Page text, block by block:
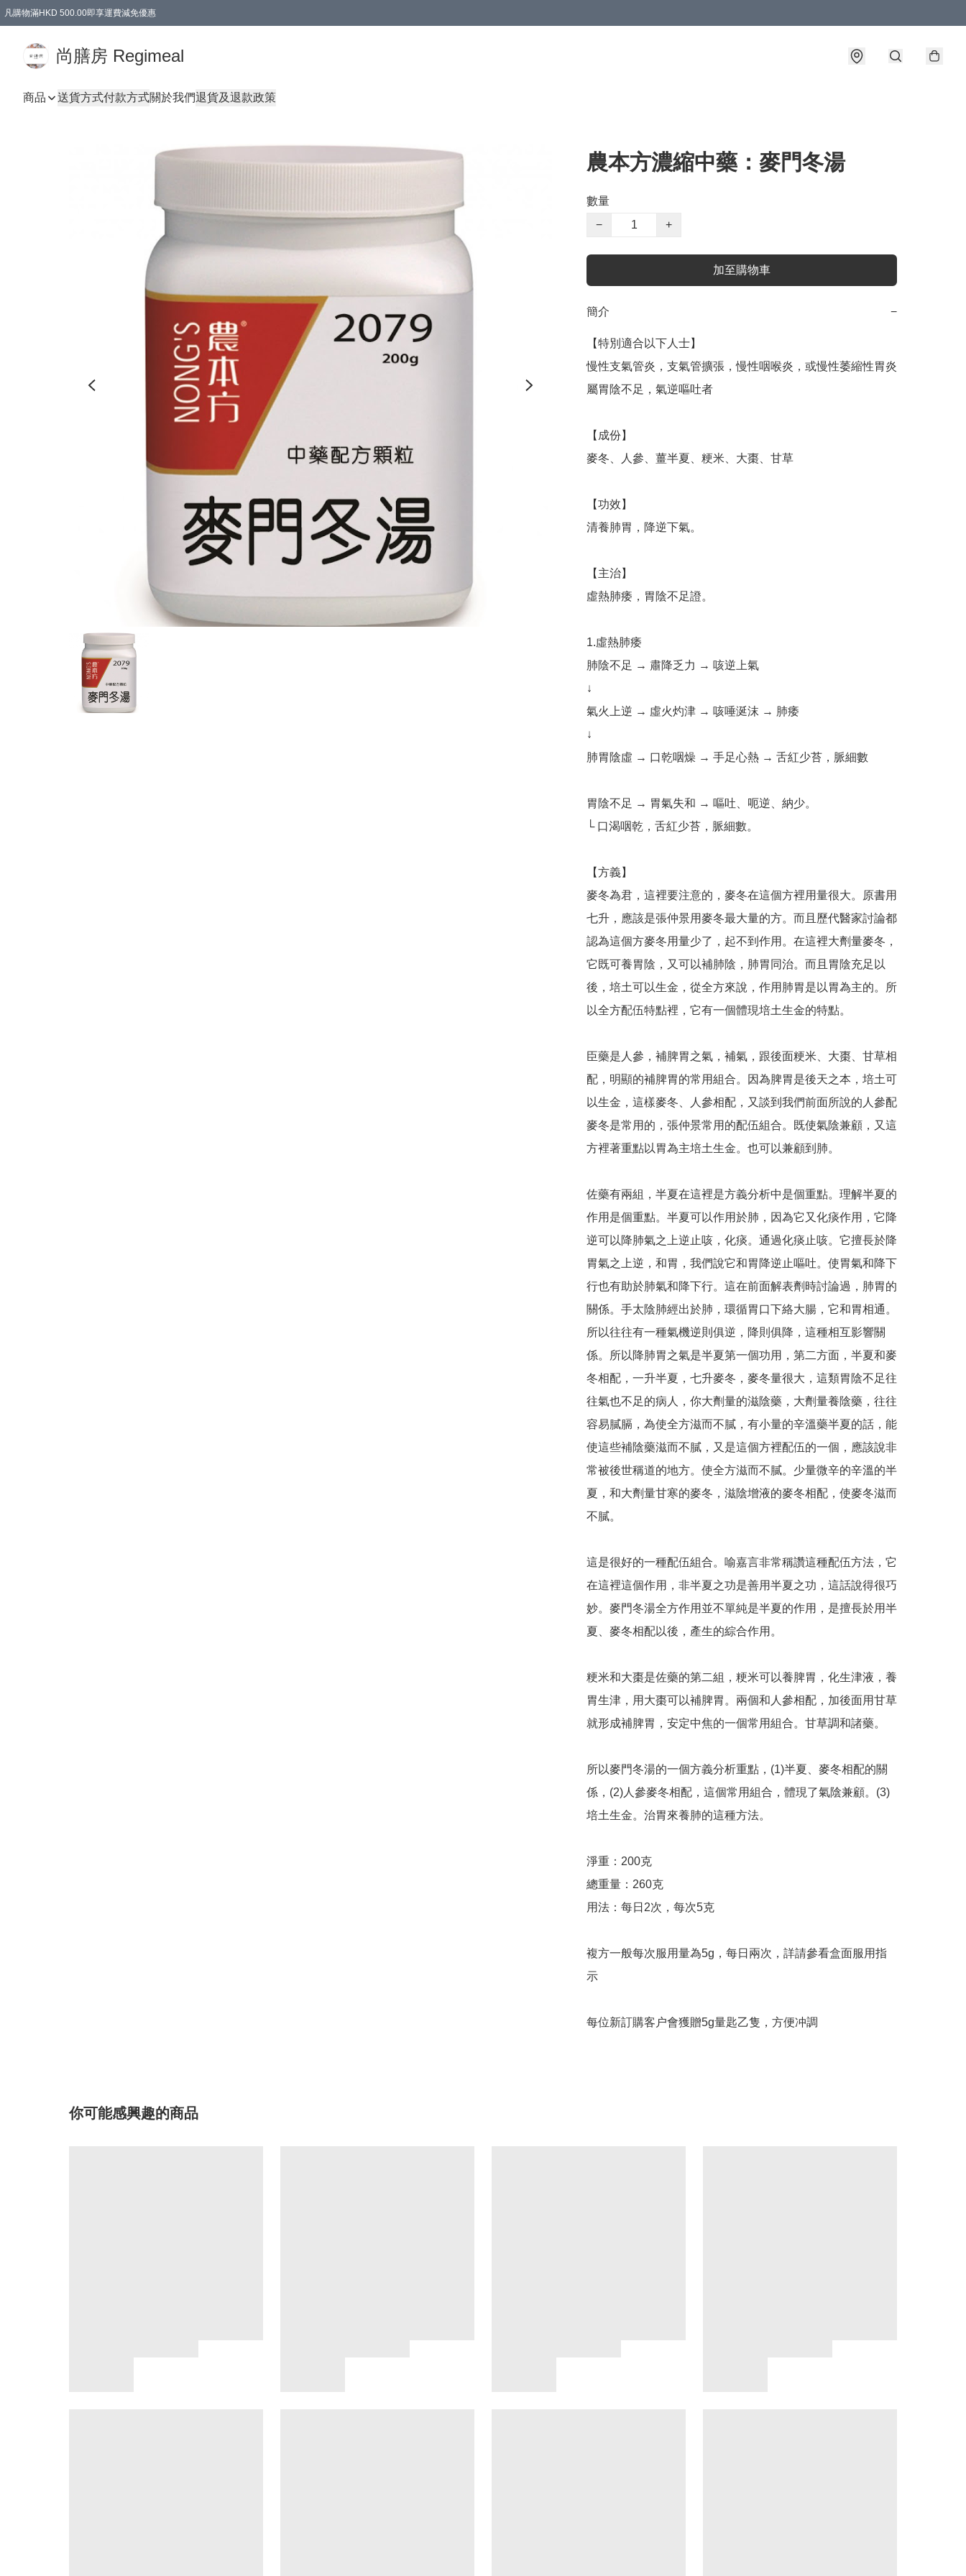
凡購物滿HKD 500.00即享運費減免優惠
尚膳房 Regimeal
商品 送貨方式付款方式關於我們退貨及退款政策
農本方濃縮中藥：麥門冬湯
數量
−
+
加至購物車
簡介 −
【特別適合以下人士】
慢性支氣管炎，支氣管擴張，慢性咽喉炎，或慢性萎縮性胃炎
屬胃陰不足，氣逆嘔吐者
【成份】
麥冬、人參、薑半夏、粳米、大棗、甘草
【功效】
清養肺胃，降逆下氣。
【主治】
虛熱肺痿，胃陰不足證。
1.虛熱肺痿
肺陰不足 → 肅降乏力 → 咳逆上氣
↓
氣火上逆 → 虛火灼津 → 咳唾涎沫 → 肺痿
↓
肺胃陰虛 → 口乾咽燥 → 手足心熱 → 舌紅少苔，脈細數
胃陰不足 → 胃氣失和 → 嘔吐、呃逆、納少。
└ 口渴咽乾，舌紅少苔，脈細數。
【方義】
麥冬為君，這裡要注意的，麥冬在這個方裡用量很大。原書用
七升，應該是張仲景用麥冬最大量的方。而且歷代醫家討論都
認為這個方麥冬用量少了，起不到作用。在這裡大劑量麥冬，
它既可養胃陰，又可以補肺陰，肺胃同治。而且胃陰充足以
後，培土可以生金，從全方來說，作用肺胃是以胃為主的。所
以全方配伍特點裡，它有一個體現培土生金的特點。
臣藥是人參，補脾胃之氣，補氣，跟後面粳米、大棗、甘草相
配，明顯的補脾胃的常用組合。因為脾胃是後天之本，培土可
以生金，這樣麥冬、人參相配，又談到我們前面所說的人參配
麥冬是常用的，張仲景常用的配伍組合。既使氣陰兼顧，又這
方裡著重點以胃為主培土生金。也可以兼顧到肺。
佐藥有兩組，半夏在這裡是方義分析中是個重點。理解半夏的
作用是個重點。半夏可以作用於肺，因為它又化痰作用，它降
逆可以降肺氣之上逆止咳，化痰。通過化痰止咳。它擅長於降
胃氣之上逆，和胃，我們說它和胃降逆止嘔吐。使胃氣和降下
行也有助於肺氣和降下行。這在前面解表劑時討論過，肺胃的
關係。手太陰肺經出於肺，環循胃口下絡大腸，它和胃相通。
所以往往有一種氣機逆則俱逆，降則俱降，這種相互影響關
係。所以降肺胃之氣是半夏第一個功用，第二方面，半夏和麥
冬相配，一升半夏，七升麥冬，麥冬量很大，這類胃陰不足往
往氣也不足的病人，你大劑量的滋陰藥，大劑量養陰藥，往往
容易膩膈，為使全方滋而不膩，有小量的辛溫藥半夏的話，能
使這些補陰藥滋而不膩，又是這個方裡配伍的一個，應該說非
常被後世稱道的地方。使全方滋而不膩。少量微辛的辛溫的半
夏，和大劑量甘寒的麥冬，滋陰增液的麥冬相配，使麥冬滋而
不膩。
這是很好的一種配伍組合。喻嘉言非常稱讚這種配伍方法，它
在這裡這個作用，非半夏之功是善用半夏之功，這話說得很巧
妙。麥門冬湯全方作用並不單純是半夏的作用，是擅長於用半
夏、麥冬相配以後，產生的綜合作用。
粳米和大棗是佐藥的第二組，粳米可以養脾胃，化生津液，養
胃生津，用大棗可以補脾胃。兩個和人參相配，加後面用甘草
就形成補脾胃，安定中焦的一個常用組合。甘草調和諸藥。
所以麥門冬湯的一個方義分析重點，(1)半夏、麥冬相配的關
係，(2)人參麥冬相配，這個常用組合，體現了氣陰兼顧。(3)
培土生金。治胃來養肺的這種方法。
淨重：200克
總重量：260克
用法：每日2次，每次5克
複方一般每次服用量為5g，每日兩次，詳請參看盒面服用指
示
每位新訂購客户會獲贈5g量匙乙隻，方便冲調
你可能感興趣的商品